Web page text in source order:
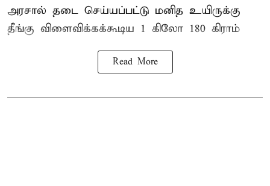
அரசால் தடை செய்யப்பட்டு மனித உயிருக்கு
தீங்கு விளைவிக்கக்கூடிய 1 கிலோ 180 கிராம்
Read More